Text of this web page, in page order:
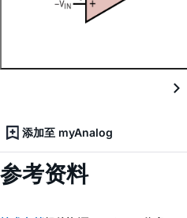
添加至 myAnalog
参考资料